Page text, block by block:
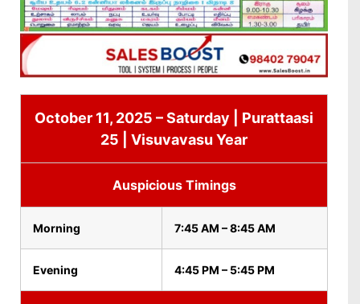
October 11, 2025 – Saturday | Purattaasi
25 | Visuvavasu Year
Auspicious Timings
Morning 7:45 AM – 8:45 AM
Evening 4:45 PM – 5:45 PM